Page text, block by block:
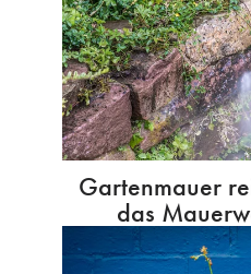
Gartenmauer
das